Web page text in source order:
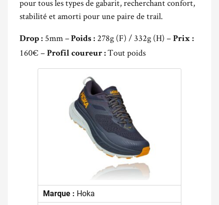
pour tous les types de gabarit, recherchant confort,
stabilité et amorti pour une paire de trail.
Drop : 5mm –Poids : 278g (F) / 332g (H) – Prix :
160€ – Profil coureur : Tout poids
Marque : Hoka